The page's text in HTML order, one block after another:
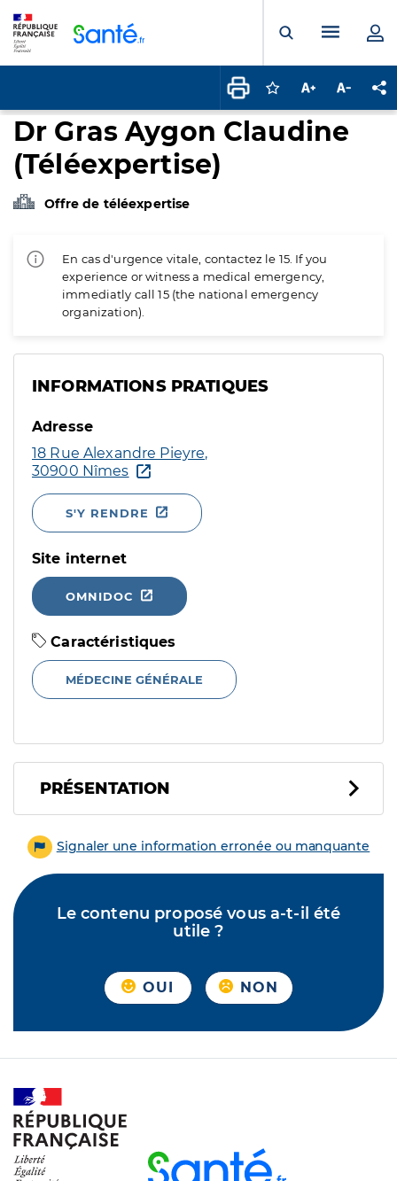
Ouvrir laMenu
Connectez-vous
Augmenter la
Dr Gras Aygon Claudine
(Téléexpertise)
Offre de téléexpertise
En cas d'urgence vitale, contactez le 15. If you
experience or witness a medical emergency,
immediatly call 15 (the national emergency
organization).
INFORMATIONS PRATIQUES
Adresse
18 Rue Alexandre Pieyre,
30900 Nîmes
S'Y RENDRE
Site internet
OMNIDOC
Caractéristiques
MÉDECINE GÉNÉRALE
PRÉSENTATION
Signaler une information erronée ou manquante
Le contenu proposé vous a-t-il été
utile ?
OUI NON